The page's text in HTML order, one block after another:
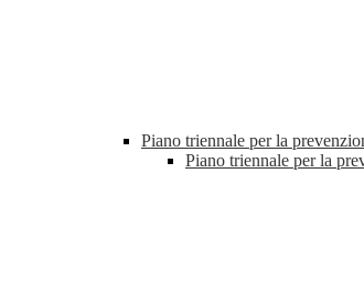
Piano triennale per la
Piano triennale per la